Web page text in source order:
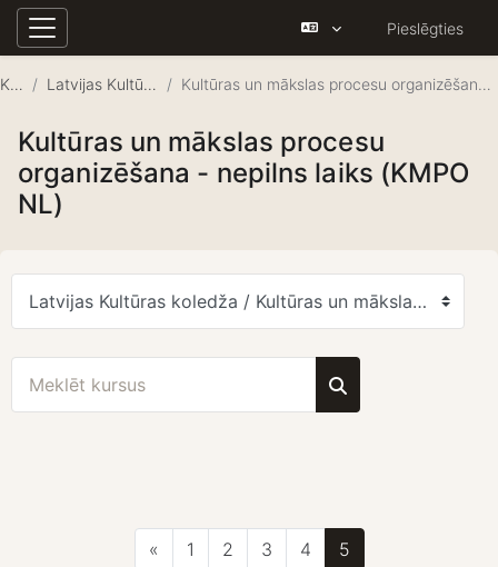
Sānu panelis
Pieslēgties
Kursi Latvijas Kultūras koledža Kultūras un mākslas procesu organizēšana - nepilns laiks (KMPO NL)
Kultūras un mākslas procesu
organizēšana - nepilns laiks (KMPO
NL)
Kursu kategorijas
Meklēt kursus
« Iepriekšējā lapa
1 Lapa 1
2 Lapa 2
3Lapa 3
4Lapa 4
5Lapa 5